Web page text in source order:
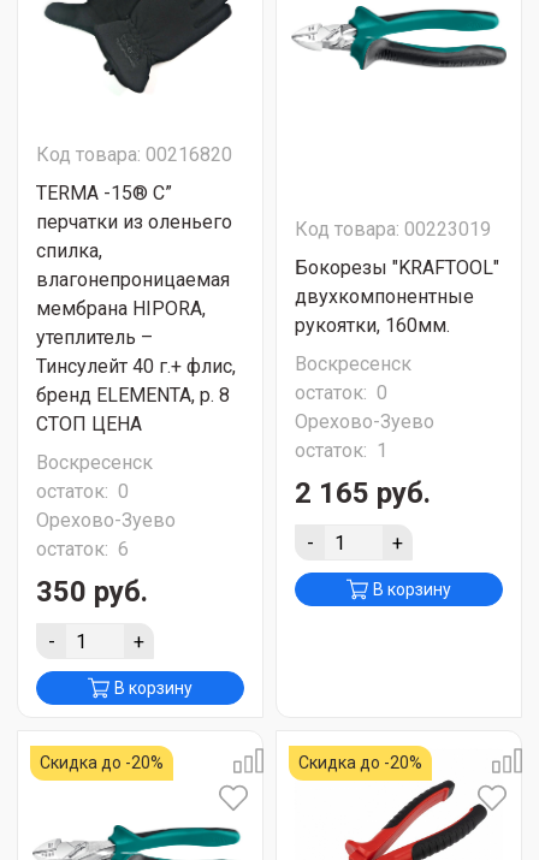
Код товара: 00216820
TERMA -15® C”
перчатки из оленьего
спилка,
влагонепроницаемая
мембрана HIPORA,
утеплитель –
Тинсулейт 40 г.+ флис,
бренд ELEMENTA, р. 8
СТОП ЦЕНА
Воскресенск
остаток: 0
Орехово-Зуево
остаток: 6
350 руб.
- +
В корзину
Код товара: 00223019
Бокорезы "KRAFTOOL"
двухкомпонентные
рукоятки, 160мм.
Воскресенск
остаток: 0
Орехово-Зуево
остаток: 1
2 165 руб.
- +
В корзину
Скидка до -20% Скидка до -20%